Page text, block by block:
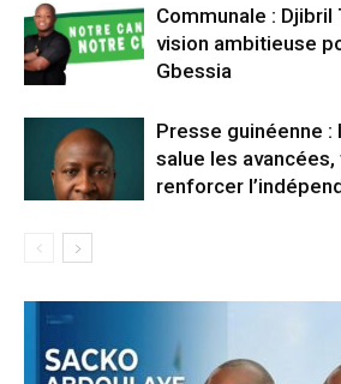
Communale :
vision ambitieuse
Gbessia
Presse guinéenne :
salue les
renforcer